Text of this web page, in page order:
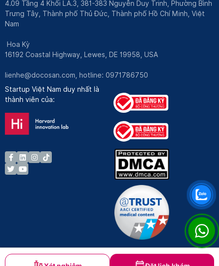
4.09 Tầng 4 Khối LA.3, 381-383 Nguyễn Duy Trinh, Phường Bình
Trưng Tây, Thành phố Thủ Đức, Thành phố Hồ Chí Minh, Việt
Nam
Hoa Kỳ
16192 Coastal Highway, Lewes, DE 19958, USA
lienhe@docosan.com , hotline: 0971786750
Startup Việt Nam duy nhất là
thành viên của: